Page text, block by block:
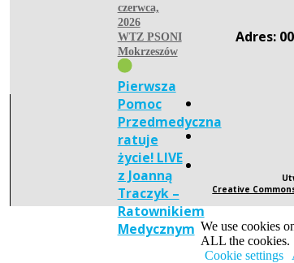
czerwca,
2026
WTZ PSONI
Mokrzeszów
Pierwsza
Pomoc
Przedmedyczna
ratuje
życie! LIVE
z Joanną
Traczyk –
Ratownikiem
Medycznym
Adres:
Creative
We use cookies
ALL the cookies.
Cookie settings